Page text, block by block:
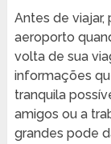
Antes de viajar,
aeroporto
volta de sua
informações
tranquila
amigos ou a
grandes pode